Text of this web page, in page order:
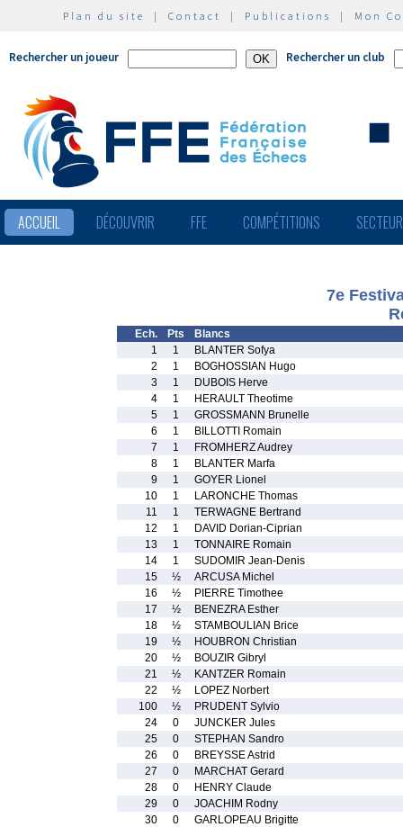
Plan du site | Contact | Publications | Mon
Rechercher un joueur Rechercher un club
ACCUEIL DÉCOUVRIR FFE COMPÉTITIONS
7e
Ech. Pts
Blancs
1
1
BLANTER Sofya
2
1
BOGHOSSIAN Hugo
3
1
DUBOIS Herve
4
1
HERAULT Theotime
5
1
GROSSMANN Brunelle
6
1
BILLOTTI Romain
7
1
FROMHERZ Audrey
8
1
BLANTER Marfa
9
1
GOYER Lionel
10
1
LARONCHE Thomas
11
1
TERWAGNE Bertrand
12
1
DAVID Dorian-Ciprian
13
1
TONNAIRE Romain
14
1
SUDOMIR Jean-Denis
15
½
ARCUSA Michel
16
½
PIERRE Timothee
17
½
BENEZRA Esther
18
½
STAMBOULIAN Brice
19
½
HOUBRON Christian
20
½
BOUZIR Gibryl
21
½
KANTZER Romain
22
½
LOPEZ Norbert
100
½
PRUDENT Sylvio
24
0
JUNCKER Jules
25
0
STEPHAN Sandro
26
0
BREYSSE Astrid
27
0
MARCHAT Gerard
28
0
HENRY Claude
29
0
JOACHIM Rodny
30
0
GARLOPEAU Brigitte